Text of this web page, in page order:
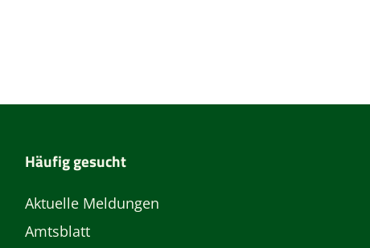
Häufig gesucht
Aktuelle Meldungen
Amtsblatt